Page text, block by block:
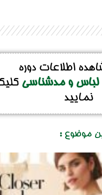
اطلاعات دوره
و مدشناسی
نمایید
موضوع :